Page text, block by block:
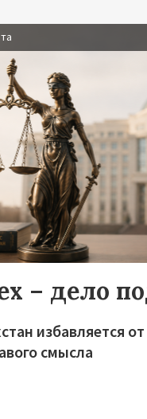
– дело
избавляется
смысла